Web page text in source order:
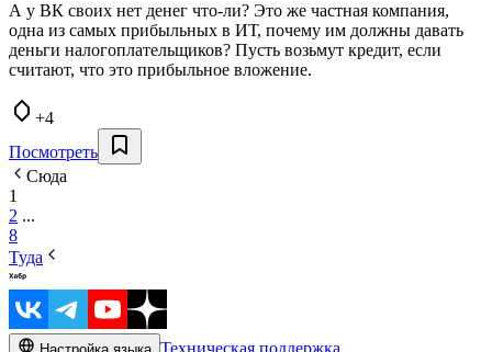
А у ВК своих нет денег что-ли? Это же частная компания,
одна из самых прибыльных в ИТ, почему им должны давать
деньги налогоплательщиков? Пусть возьмут кредит, если
считают, что это прибыльное вложение.
+4
Посмотреть
Сюда
1
2 ...
8
Туда
Техническая поддержка